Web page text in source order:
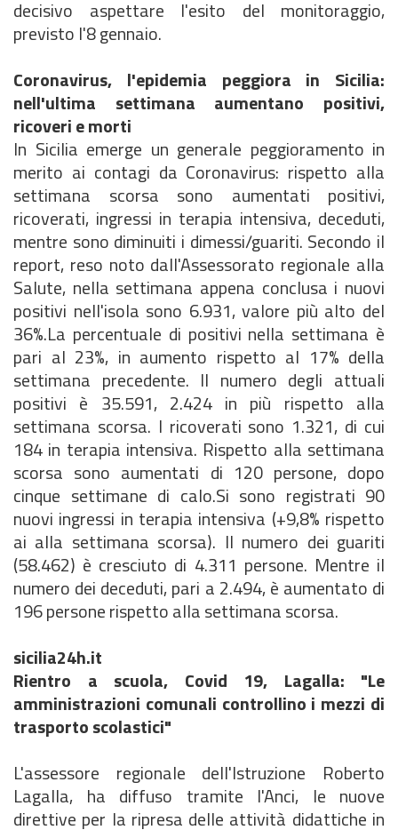
decisivo aspettare l'esito del monitoraggio,
previsto l'8 gennaio.
Coronavirus, l'epidemia peggiora in Sicilia:
nell'ultima settimana aumentano positivi,
ricoveri e morti
In Sicilia emerge un generale peggioramento in
merito ai contagi da Coronavirus: rispetto alla
settimana scorsa sono aumentati positivi,
ricoverati, ingressi in terapia intensiva, deceduti,
mentre sono diminuiti i dimessi/guariti. Secondo il
report, reso noto dall'Assessorato regionale alla
Salute, nella settimana appena conclusa i nuovi
positivi nell'isola sono 6.931, valore più alto del
36%.La percentuale di positivi nella settimana è
pari al 23%, in aumento rispetto al 17% della
settimana precedente. Il numero degli attuali
positivi è 35.591, 2.424 in più rispetto alla
settimana scorsa. I ricoverati sono 1.321, di cui
184 in terapia intensiva. Rispetto alla settimana
scorsa sono aumentati di 120 persone, dopo
cinque settimane di calo.Si sono registrati 90
nuovi ingressi in terapia intensiva (+9,8% rispetto
ai alla settimana scorsa). Il numero dei guariti
(58.462) è cresciuto di 4.311 persone. Mentre il
numero dei deceduti, pari a 2.494, è aumentato di
196 persone rispetto alla settimana scorsa.
sicilia24h.it
Rientro a scuola, Covid 19, Lagalla: "Le
amministrazioni comunali controllino i mezzi di
trasporto scolastici"
L'assessore regionale dell'Istruzione Roberto
Lagalla, ha diffuso tramite l'Anci, le nuove
direttive per la ripresa delle attività didattiche in